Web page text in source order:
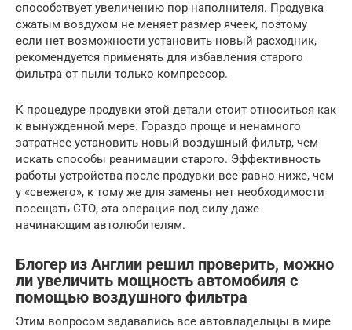
способствует увеличению пор наполнителя. Продувка
сжатым воздухом не меняет размер ячеек, поэтому
если нет возможности установить новый расходник,
рекомендуется применять для избавления старого
фильтра от пыли только компрессор.
К процедуре продувки этой детали стоит относиться как
к вынужденной мере. Гораздо проще и ненамного
затратнее установить новый воздушный фильтр, чем
искать способы реанимации старого. Эффективность
работы устройства после продувки все равно ниже, чем
у «свежего», к тому же для замены нет необходимости
посещать СТО, эта операция под силу даже
начинающим автолюбителям.
Блогер из Англии решил проверить, можно
ли увеличить мощность автомобиля с
помощью воздушного фильтра
Этим вопросом задавались все автовладельцы в мире